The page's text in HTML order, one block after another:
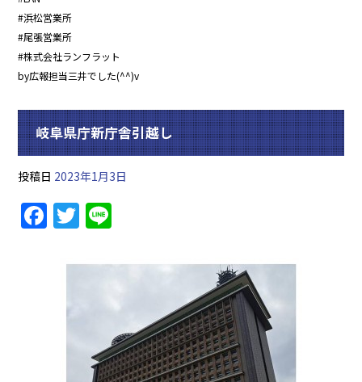
#浜松営業所
#尾張営業所
#株式会社ランフラット
by広報担当三井でした(^^)v
岐阜県庁新庁舎引越し
投稿日 2023年1月3日
F
a
T
w
itte